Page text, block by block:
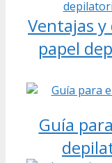
Ventajas
papel
Guía